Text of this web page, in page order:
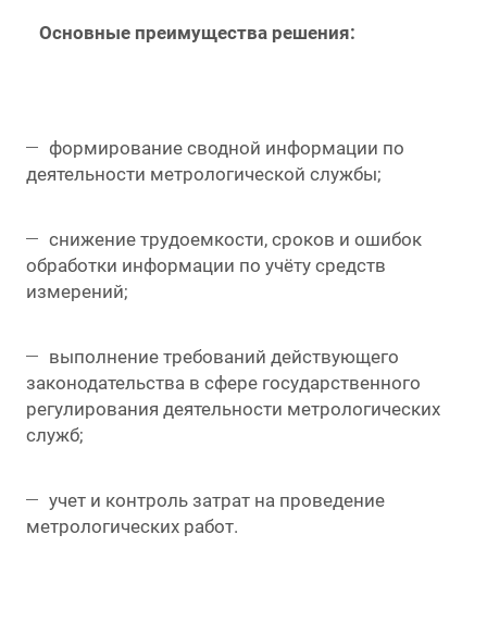
Основные преимущества решения:
формирование сводной информации по
деятельности метрологической службы;
снижение трудоемкости, сроков и ошибок
обработки информации по учёту средств
измерений;
выполнение требований действующего
законодательства в сфере государственного
регулирования деятельности метрологических
служб;
учет и контроль затрат на проведение
метрологических работ.